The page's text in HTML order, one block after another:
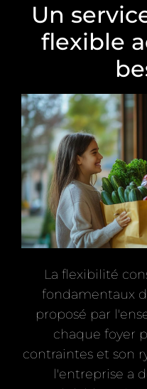
Un
flexible
La flexibilité
fondamentaux
proposé par
chaque foyer
contraintes et son
l'entreprise a